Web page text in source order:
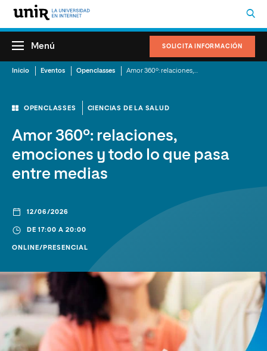
SOLICITA INFORMACIÓN
Menú
Inicio Eventos Openclasses
OPENCLASSES CIENCIAS DE LA SALUD
Amor 360º: relaciones,
emociones y todo lo que pasa
entre medias
12/06/2026
DE 17:00 A 20:00
ONLINE/PRESENCIAL